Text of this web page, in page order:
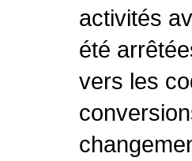
activités
été
vers les